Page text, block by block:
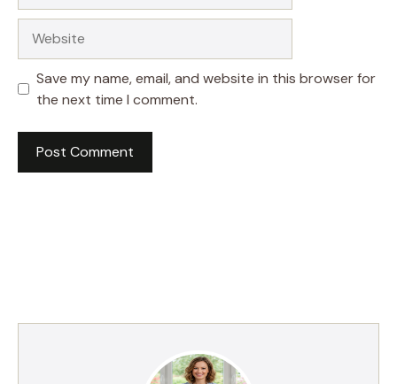
Save my name, email, and website in this browser for
the next time I comment.